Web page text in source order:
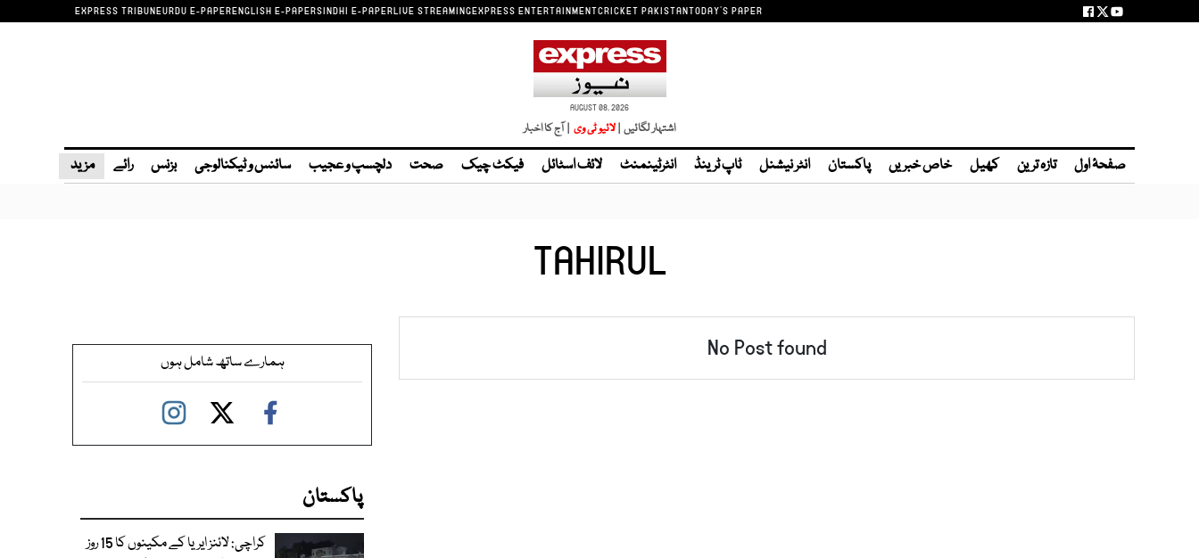
EXPRESS TRIBUNEURDU E-PAPERENGLISH E-PAPERSINDHI E-PAPERLIVE STREAMINGEXPRESS ENTERTAINMENTCRICKET PAKISTANTODAY'S PAPER
AUGUST 08, 2026
اشتہار لگائیں |لائیو ٹی وی | آج کا اخبار
صفحۂ اول تازہ ترین کھیل خاص خبریں پاکستان انٹر نیشنل ٹاپ ٹرینڈ انٹرٹینمنٹ لائف اسٹائل فیکٹ چیک صحت دلچسپ و عجیب سائنس و ٹیکنالوجی بزنس رائے مزید
TAHIRUL
No Post found ہمارے ساتھ شامل ہوں
پاکستان
کراچی: لائنز ایریا کے مکینوں کا 15 روز